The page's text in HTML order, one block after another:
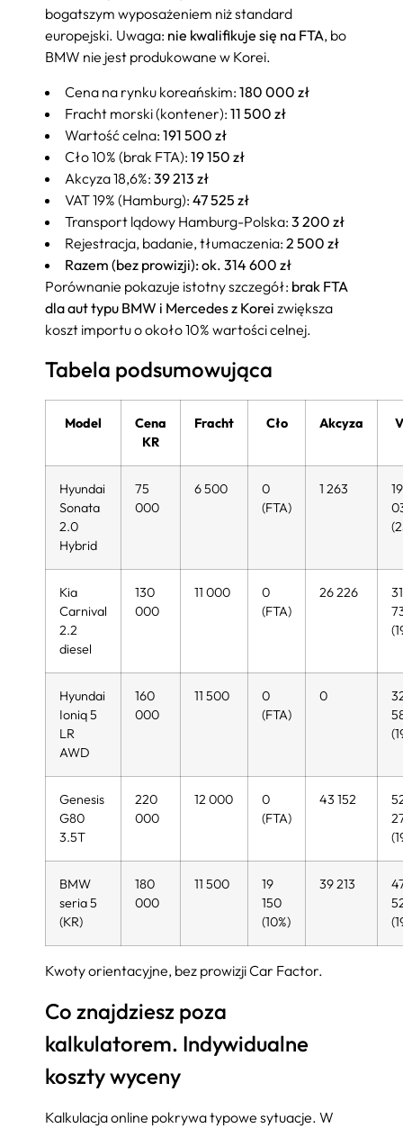
bogatszym wyposażeniem niż standard
europejski. Uwaga: nie kwalifikuje się na FTA, bo
BMW nie jest produkowane w Korei.
Cena na rynku koreańskim: 180 000 zł
Fracht morski (kontener): 11 500 zł
Wartość celna: 191 500 zł
Cło 10% (brak FTA): 19 150 zł
Akcyza 18,6%: 39 213 zł
VAT 19% (Hamburg): 47 525 zł
Transport lądowy Hamburg-Polska: 3 200 zł
Rejestracja, badanie, tłumaczenia: 2 500 zł
Razem (bez prowizji): ok. 314 600 zł
Porównanie pokazuje istotny szczegół: brak FTA
dla aut typu BMW i Mercedes z Korei zwiększa
koszt importu o około 10% wartości celnej.
Tabela podsumowująca
Model
Cena
KR
Fracht Cło Akcyza
Hyundai
Sonata
2.0
Hybrid
75
000
6 500
0
(FTA)
1 263
19
Kia
Carnival
2.2
diesel
130
000
11 000
0
(FTA)
26 226
31
Hyundai
Ioniq 5
LR
AWD
160
000
11 500
0
(FTA)
0
Genesis
G80
3.5T
220
000
12 000
0
(FTA)
43 152
BMW
seria 5
(KR)
180
000
11 500
19
150
(10%)
39 213
Kwoty orientacyjne, bez prowizji Car Factor.
Co znajdziesz poza
kalkulatorem. Indywidualne
koszty wyceny
Kalkulacja online pokrywa typowe sytuacje. W